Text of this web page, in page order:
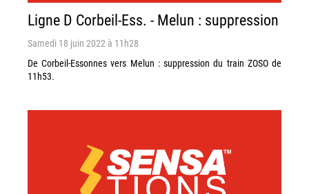
Ligne D Corbeil-Ess. - Melun : suppression
Samedi 18 juin 2022 à 11h28
De Corbeil-Essonnes vers Melun : suppression du train ZOSO de
11h53.